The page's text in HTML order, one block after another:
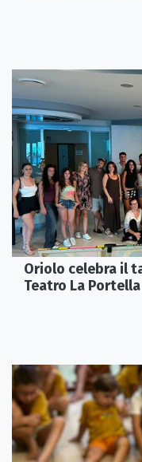
Oriolo celebra il
Teatro La